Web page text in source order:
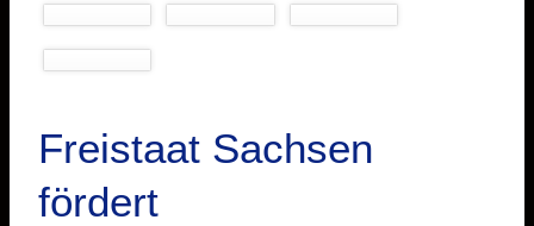
Freistaat Sachsen
fördert